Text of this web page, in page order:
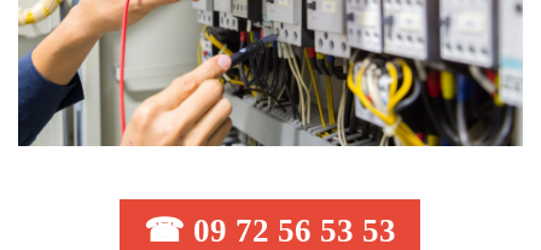
☎ 09 72 56 53 53